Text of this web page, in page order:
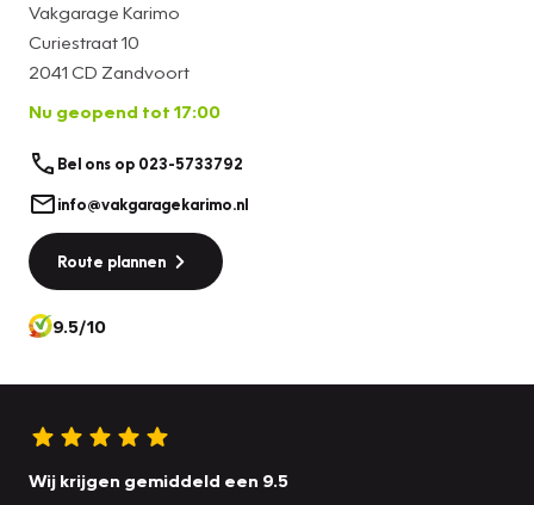
U verwacht natuurlijk electronic climate control in deze
auto, en die is er dan ook. Audiobediening op het stuur is
aanwezig. Gemak en veiligheid voor alles, toch? Natuurlijk
is deze Opel ADAM voorzien van cruise control. En deze
afstandsbediening en boordcomputer als standaard
uitrusting.
In de Opel ADAM heeft uw veiligheid en die van uw
omgeving prioriteit. De hill hold control schakelt zichzelf
automatisch in en uit op een helling. Zo rijdt u zelfs op de
om u alles te laten zien!
Vakgarage Karimo
Curiestraat 10
2041 CD Zandvoort
Nu geopend tot 17:00
Bel ons op 023-5733792
info@vakgaragekarimo.nl
Route plannen
9.5/10
Wij krijgen gemiddeld een 9.5